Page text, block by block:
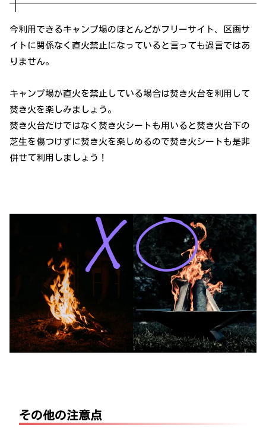
今利用できるキャンプ場のほとんどがフリーサイト、区画サ
イトに関係なく直火禁止になっていると言っても過言ではあ
りません。
キャンプ場が直火を禁止している場合は焚き火台を利用して
焚き火を楽しみましょう。
焚き火台だけではなく焚き火シートも用いると焚き火台下の
芝生を傷つけずに焚き火を楽しめるので焚き火シートも是非
併せて利用しましょう！
その他の注意点